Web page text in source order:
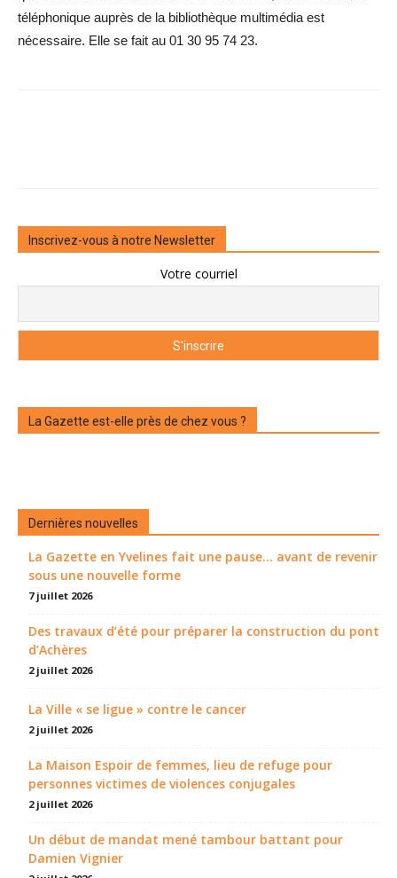
téléphonique auprès de la bibliothèque multimédia est
nécessaire. Elle se fait au 01 30 95 74 23.
Inscrivez-vous à notre Newsletter
Votre courriel
La Gazette est-elle près de chez vous ?
Dernières nouvelles
La Gazette en Yvelines fait une pause... avant de revenir
sous une nouvelle forme
7 juillet 2026
Des travaux d’été pour préparer la construction du pont
d’Achères
2 juillet 2026
La Ville « se ligue » contre le cancer
2 juillet 2026
La Maison Espoir de femmes, lieu de refuge pour
personnes victimes de violences conjugales
2 juillet 2026
Un début de mandat mené tambour battant pour
Damien Vignier